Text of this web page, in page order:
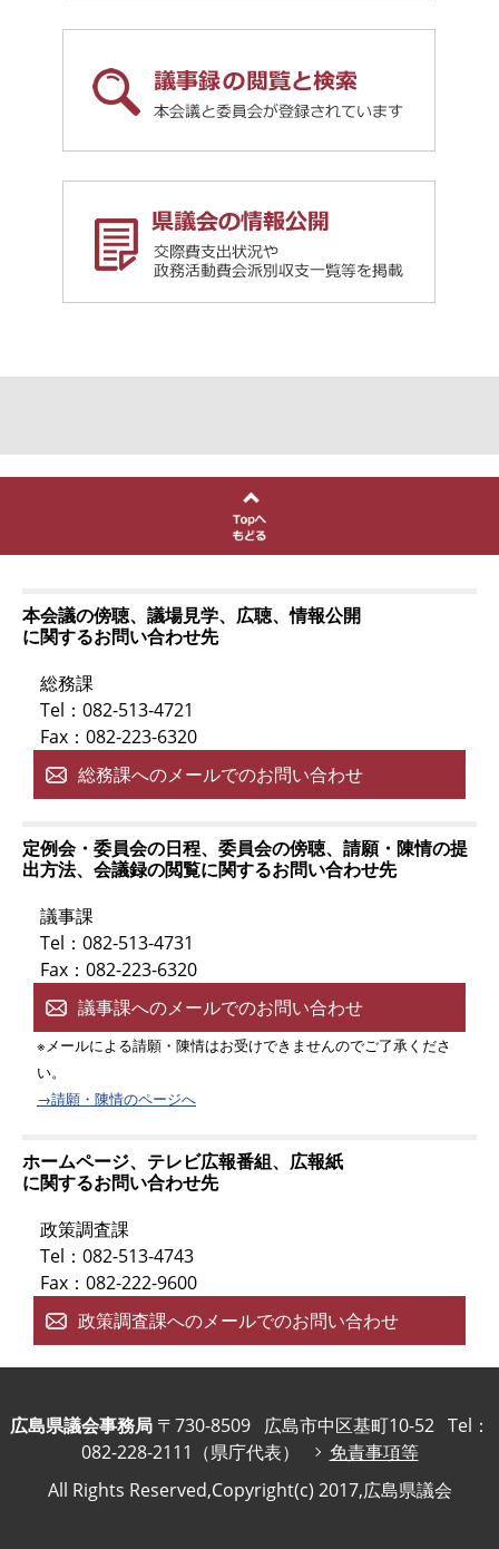
本会議の傍聴、議場見学、広聴、情報公開
に関するお問い合わせ先
総務課
Tel：082-513-4721
Fax：082-223-6320
総務課へのメールでのお問い合わせ
定例会・委員会の日程、委員会の傍聴、請願・陳情の提
出方法、会議録の閲覧に関するお問い合わせ先
議事課
Tel：082-513-4731
Fax：082-223-6320
議事課へのメールでのお問い合わせ
※メールによる請願・陳情はお受けできませんのでご了承くださ
い。
→請願・陳情のページへ
ホームページ、テレビ広報番組、広報紙
に関するお問い合わせ先
政策調査課
Tel：082-513-4743
Fax：082-222-9600
政策調査課へのメールでのお問い合わせ
広島県議会事務局 〒730-8509 広島市中区基町10-52 Tel：
082-228-2111（県庁代表）
免責事項等
All Rights Reserved,Copyright(c) 2017,広島県議会